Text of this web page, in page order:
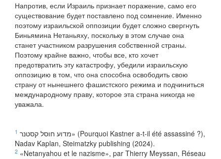
Напротив, если Израиль признает поражение, само его
существование будет поставлено под сомнение. Именно
поэтому израильской оппозиции будет сложно свергнуть
Биньямина Нетаньяху, поскольку в этом случае она
станет участником разрушения собственной страны.
Поэтому крайне важно, чтобы все, кто хочет
предотвратить эту катастрофу, убедили израильскую
оппозицию в том, что она способна освободить свою
страну от нынешнего фашистского режима и подчиниться
международному праву, которое эта страна никогда не
уважала.
1
Nadav Kaplan, Steimatzky publishing (2024).
2 «Netanyahou et le nazisme», par Thierry Meyssan, Réseau